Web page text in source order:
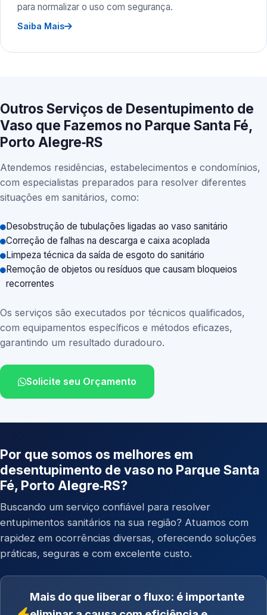
para normalizar o uso com segurança.
Saiba Mais
Outros Serviços de Desentupimento de
Vaso que Fazemos no Parque Santa Fé,
Porto Alegre‑RS
Atendemos residências, estabelecimentos e condomínios,
com especialistas preparados para resolver diferentes
situações em sanitários, como:
Desobstrução de tubulações ligadas ao vaso sanitário
Correção de falhas na descarga e caixa acoplada
Limpeza técnica da saída de esgoto do sanitário
Remoção de objetos ou resíduos que causam bloqueios
recorrentes
Os serviços são executados por técnicos qualificados,
com equipamentos específicos e métodos eficazes,
garantindo um resultado duradouro.
Solicite seu Orçamento
Por que somos os melhores em
desentupimento de vaso no Parque Santa
Fé, Porto Alegre‑RS?
Buscando um serviço confiável para resolver
entupimentos sanitários na sua região? Atuamos com
rapidez em ocorrências diversas, oferecendo soluções
práticas, seguras e com excelente custo.
Mais do que liberar o fluxo: é importante